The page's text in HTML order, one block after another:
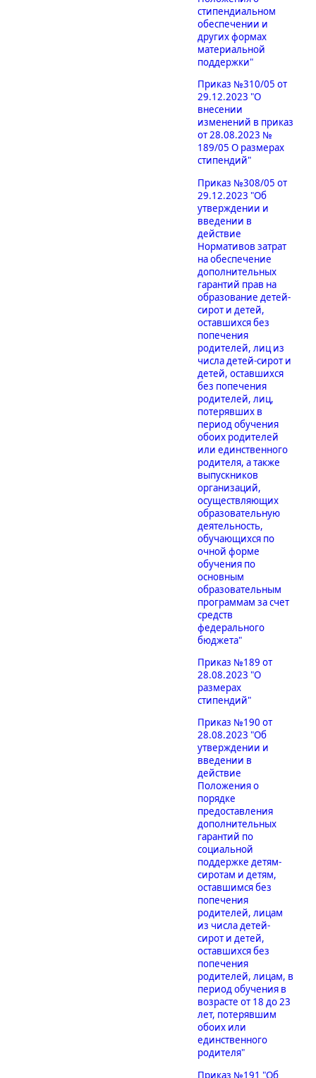
стипендиальном
обеспечении и
других формах
материальной
поддержки"
Приказ №310/05 от
29.12.2023 "О
внесении
изменений в приказ
от 28.08.2023 №
189/05 О размерах
стипендий"
Приказ №308/05 от
29.12.2023 "Об
утверждении и
введении в
действие
Нормативов затрат
на обеспечение
дополнительных
гарантий прав на
образование детей-
сирот и детей,
оставшихся без
попечения
родителей, лиц из
числа детей-сирот и
детей, оставшихся
без попечения
родителей, лиц,
потерявших в
период обучения
обоих родителей
или единственного
родителя, а также
выпускников
организаций,
осуществляющих
образовательную
деятельность,
обучающихся по
очной форме
обучения по
основным
образовательным
программам за счет
средств
федерального
бюджета"
Приказ №189 от
28.08.2023 "О
размерах
стипендий"
Приказ №190 от
28.08.2023 "Об
утверждении и
введении в
действие
Положения о
порядке
предоставления
дополнительных
гарантий по
социальной
поддержке детям-
сиротам и детям,
оставшимся без
попечения
родителей, лицам
из числа детей-
сирот и детей,
оставшихся без
попечения
родителей, лицам, в
период обучения в
возрасте от 18 до 23
лет, потерявшим
обоих или
единственного
родителя"
Приказ №191 "Об